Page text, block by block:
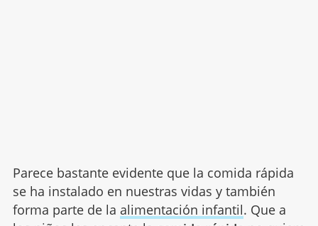
Parece bastante evidente que la comida rápida
se ha instalado en nuestras vidas y también
forma parte de la alimentación infantil. Que a